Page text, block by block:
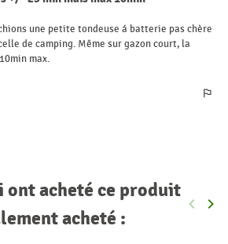
une petite tondeuse á batterie pas chère
de camping. Même sur gazon court, la
max.
ont acheté ce produit
acheté :
keyboard_arrow_left keyboard_arrow_right